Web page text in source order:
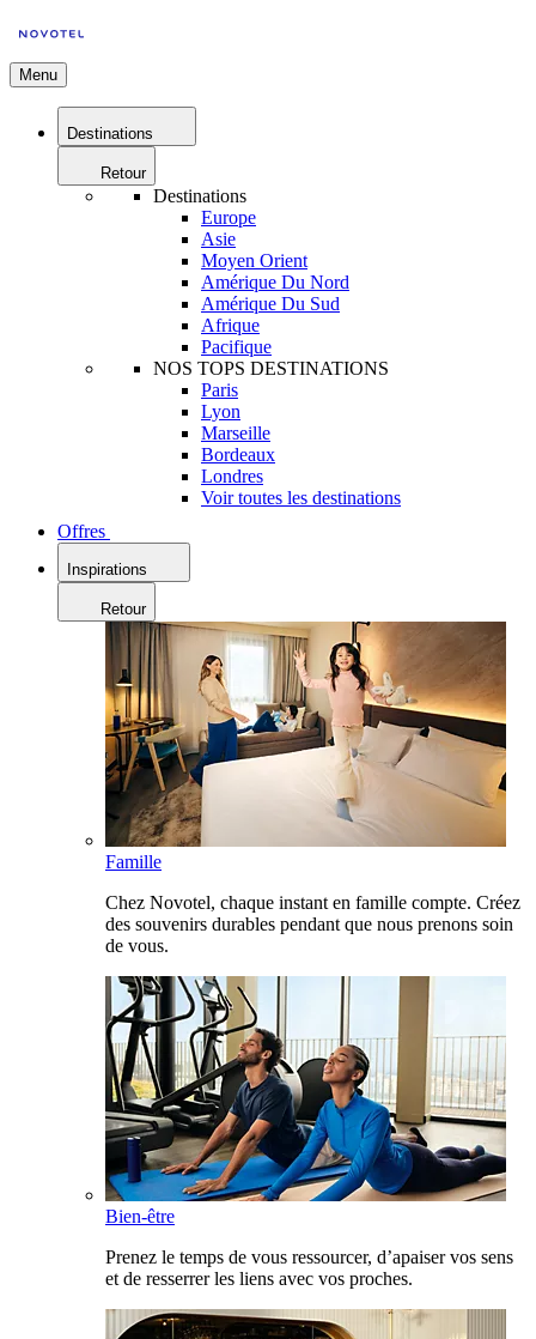
Menu
Destinations
Retour
Destinations
Europe
Asie
Moyen Orient
Amérique Du Nord
Amérique Du Sud
Afrique
Pacifique
NOS TOPS DESTINATIONS
Paris
Lyon
Marseille
Bordeaux
Londres
Voir toutes les destinations
Offres
Inspirations
Retour
Famille
Chez Novotel, chaque instant en famille compte. Créez
des souvenirs durables pendant que nous prenons soin
de vous.
Bien-être
Prenez le temps de vous ressourcer, d’apaiser vos sens
et de resserrer les liens avec vos proches.